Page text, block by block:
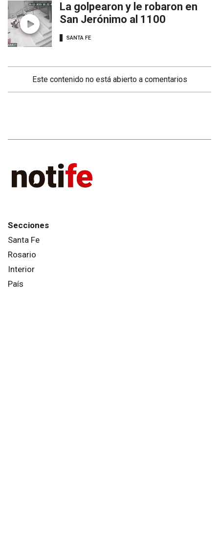
La golpearon y le robaron en
San Jerónimo al 1100
SANTA FE
Este contenido no está abierto a comentarios
Secciones
Santa Fe
Rosario
Interior
País